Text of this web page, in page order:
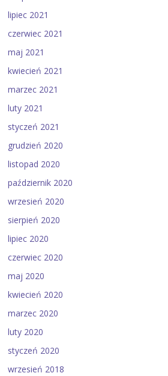
lipiec 2021
czerwiec 2021
maj 2021
kwiecień 2021
marzec 2021
luty 2021
styczeń 2021
grudzień 2020
listopad 2020
październik 2020
wrzesień 2020
sierpień 2020
lipiec 2020
czerwiec 2020
maj 2020
kwiecień 2020
marzec 2020
luty 2020
styczeń 2020
wrzesień 2018